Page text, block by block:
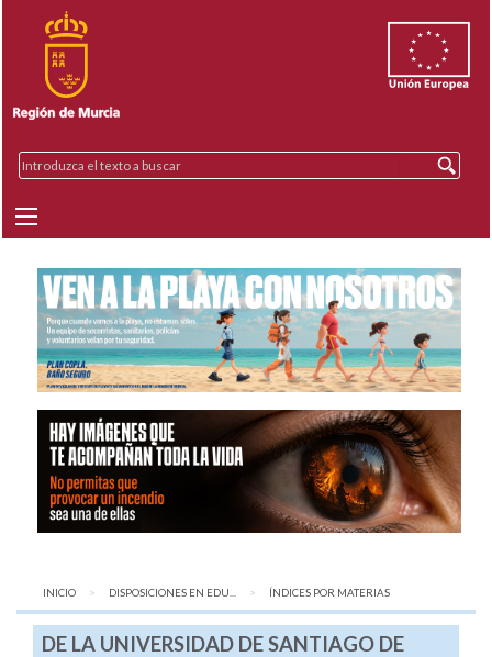
INICIO DISPOSICIONES EN EDU... AQUÍ:
ÍNDICES POR MATERIAS
DE LA UNIVERSIDAD DE SANTIAGO DE